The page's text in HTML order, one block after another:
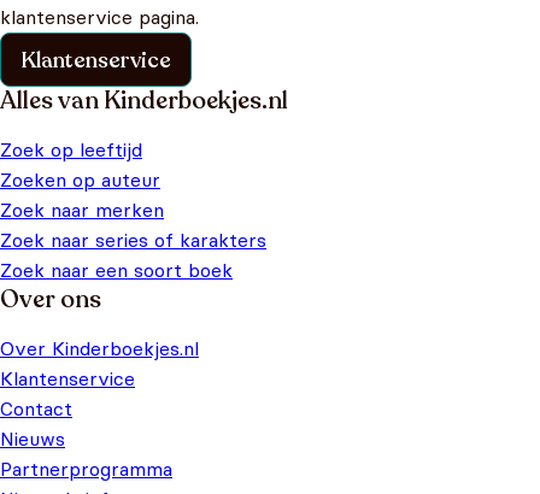
klantenservice pagina.
Klantenservice
Alles van Kinderboekjes.nl
Zoek op leeftijd
Zoeken op auteur
Zoek naar merken
Zoek naar series of karakters
Zoek naar een soort boek
Over ons
Over Kinderboekjes.nl
Klantenservice
Contact
Nieuws
Partnerprogramma